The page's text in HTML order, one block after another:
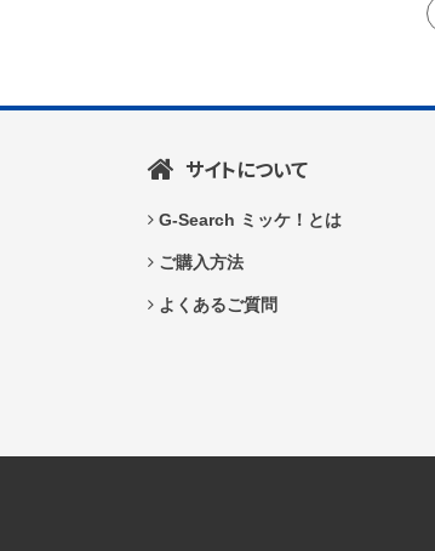
サイトについて
G-Search ミッケ！とは
ご購入方法
よくあるご質問